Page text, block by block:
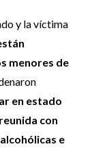
y la víctima
menores de
en estado
con
e